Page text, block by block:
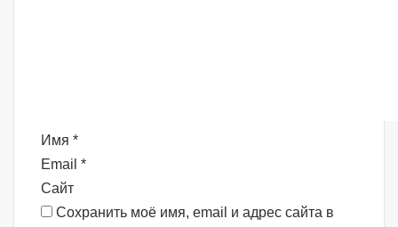
р
и
й
*
Имя *
Email *
Сайт
Сохранить моё имя, email и адрес сайта в